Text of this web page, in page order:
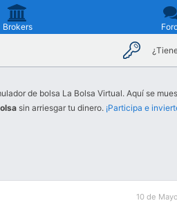
Brokers
de bolsa La Bolsa Virtual. Aquí se
sin arriesgar tu dinero. ¡Participa e
10 de